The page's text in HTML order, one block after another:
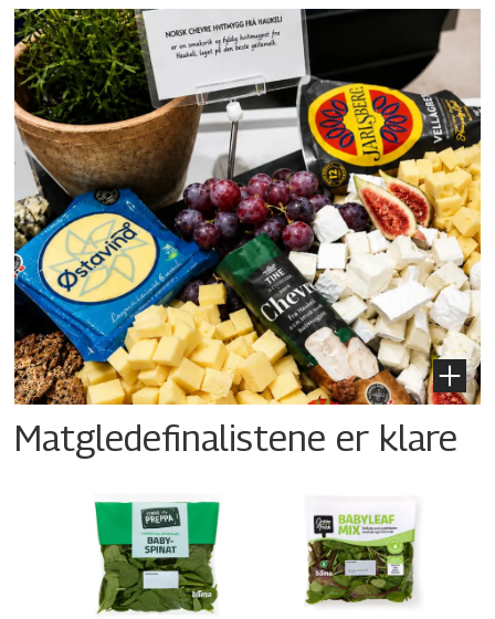
Matgledefinalistene er klare